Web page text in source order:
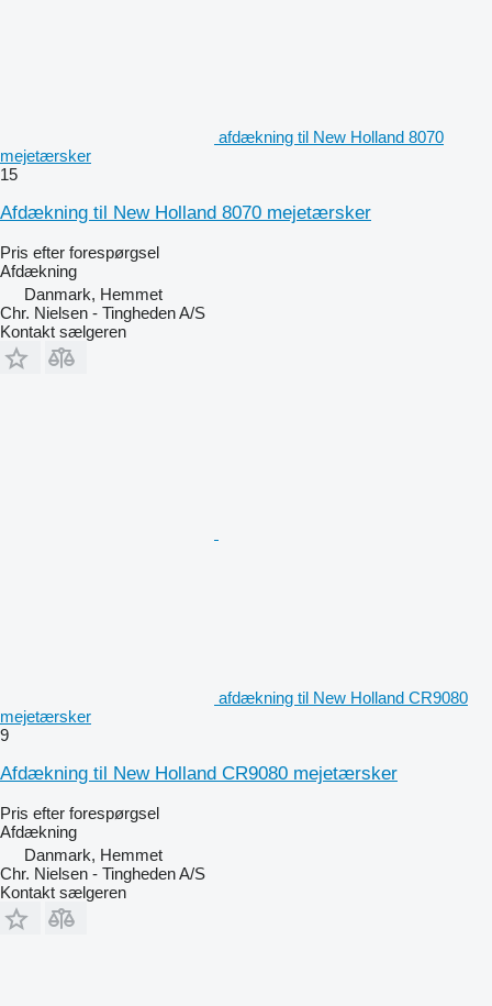
afdækning til New Holland 8070
mejetærsker
15
Afdækning til New Holland 8070 mejetærsker
Pris efter forespørgsel
Afdækning
Danmark, Hemmet
Chr. Nielsen - Tingheden A/S
Kontakt sælgeren
afdækning til New Holland CR9080
mejetærsker
9
Afdækning til New Holland CR9080 mejetærsker
Pris efter forespørgsel
Afdækning
Danmark, Hemmet
Chr. Nielsen - Tingheden A/S
Kontakt sælgeren